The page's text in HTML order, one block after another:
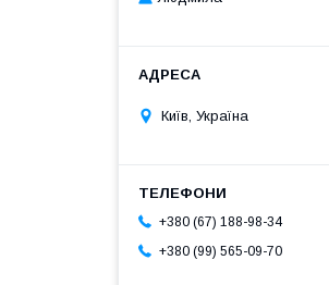
Київ, Україна
+380 (67) 188-98-34
+380 (99) 565-09-70